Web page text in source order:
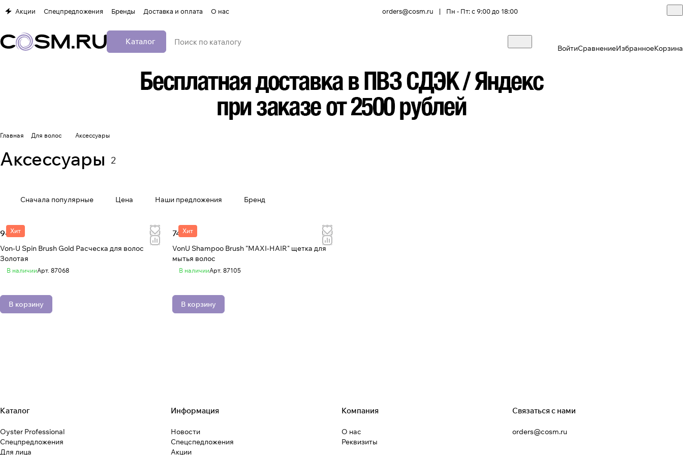
Акции Спецпредложения Бренды Доставка и оплата О нас orders@cosm.ru | Пн - Пт: с 9:00 до 18:00
Каталог
ВойтиСравнениеИзбранноеКорзина
Главная Для волос Аксессуары
Аксессуары 2
Сначала популярные Цена Наши предложения Бренд
Хит
946 ₽
Von-U Spin Brush Gold Расческа для волос
Золотая
В наличииАрт. 87068
В корзину
Хит
740 ₽
VonU Shampoo Brush "MAXI-HAIR" щетка для
мытья волос
В наличииАрт. 87105
В корзину
Каталог
Oyster Professional
Спецпредложения
Для лица
Информация
Новости
Спецспедложения
Акции
Компания
О нас
Реквизиты
Связаться с нами
orders@cosm.ru